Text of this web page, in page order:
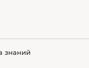
знаний